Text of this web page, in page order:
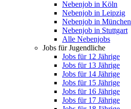
Nebenjob in Köln
Nebenjob in Leipzig
Nebenjob in München
Nebenjob in Stuttgart
Alle Nebenjobs
Jobs für Jugendliche
Jobs für 12 Jährige
Jobs für 13 Jährige
Jobs für 14 Jährige
Jobs für 15 Jährige
Jobs für 16 Jährige
Jobs für 17 Jährige